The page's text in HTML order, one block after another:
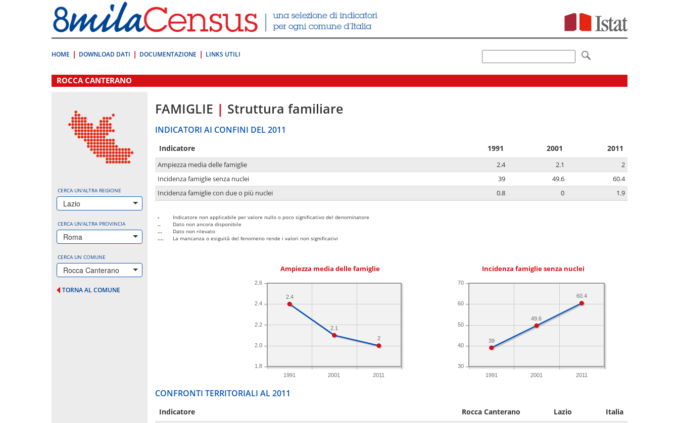
direttamente
a:
Contenuto
HOME DOWNLOAD DATI DOCUMENTAZIONE LINKS UTILI
.
ROCCA CANTERANO
CERCA UN'ALTRA REGIONE
Lazio
CERCA UN'ALTRA PROVINCIA
Roma
CERCA UN COMUNE
Rocca Canterano
TORNA AL COMUNE
FAMIGLIE | Struttura familiare
INDICATORI AI CONFINI DEL 2011
Indicatore 1991 2001 2011
Ampiezza media delle famiglie 2.4 2.1
2
Incidenza famiglie senza nuclei
39 49.6
60.4
Incidenza famiglie con due o più nuclei
0.8 0 1.9
-
Indicatore non applicabile per valore nullo o poco significativo del denominatore
..
Dato non ancora disponibile
...
Dato non rilevato
....
La mancanza o esiguità del fenomeno rende i valori non significativi
Ampiezza media delle famiglie
1991 2001 2011
1.8
2.0
2.2
2.4
2.6
2
2.1
2.4
Incidenza famiglie senza nuclei
1991 2001 2011
30
40
50
60
70
60.4
49.6
39
CONFRONTI TERRITORIALI AL 2011
Indicatore Rocca Canterano Lazio Italia